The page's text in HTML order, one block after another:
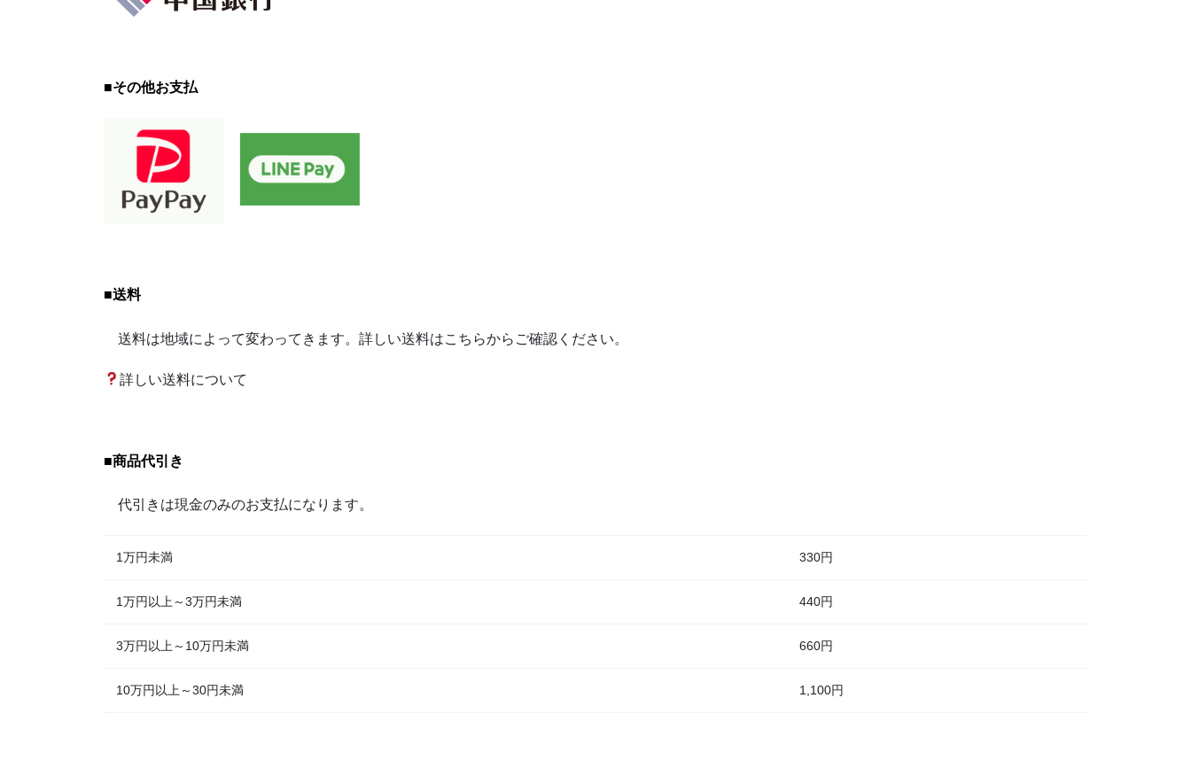
■その他お支払
■送料
送料は地域によって変わってきます。詳しい送料はこちらからご確認ください。
詳しい送料について
■商品代引き
代引きは現金のみのお支払になります。
1万円未満 330円
1万円以上～3万円未満 440円
3万円以上～10万円未満 660円
10万円以上～30円未満 1,100円